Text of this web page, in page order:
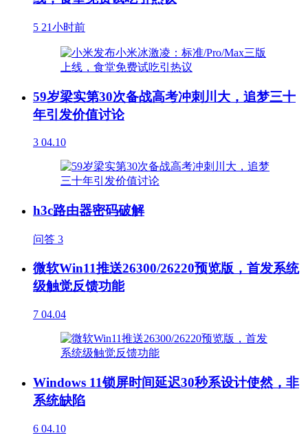
5 21小时前
59岁梁实第30次备战高考冲刺川大，追梦三十
年引发价值讨论
3 04.10
h3c路由器密码破解
问答 3
微软Win11推送26300/26220预览版，首发系统
级触觉反馈功能
7 04.04
Windows 11锁屏时间延迟30秒系设计使然，非
系统缺陷
6 04.10